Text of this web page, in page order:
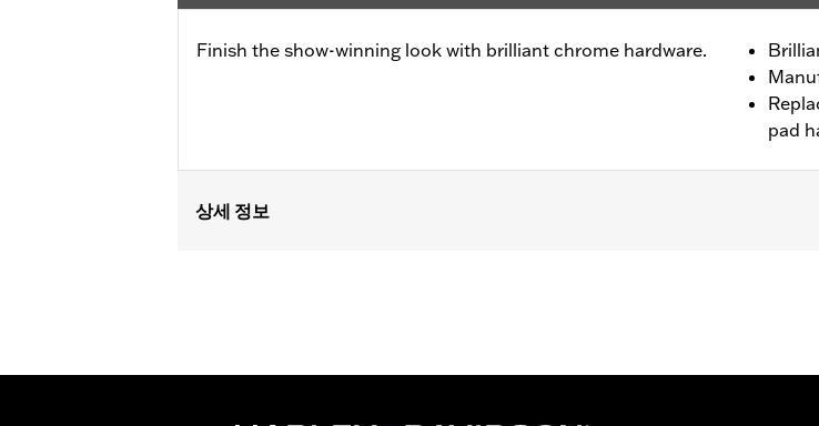
Finish the show-winning look with brilliant chrome hardware.
pad
상세 정보
WARRANTY:1 year limited warranty – Go towww.h-d.com/warrantyfor full